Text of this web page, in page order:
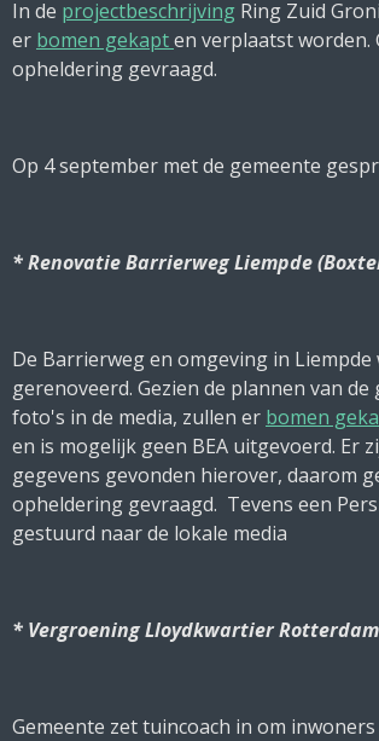
In de projectbeschrijving Ring Zuid
er bomen gekapten verplaatst worden.
opheldering gevraagd.
Op 4 september met de gemeente
* Renovatie Barrierweg Liempde
De Barrierweg en omgeving in
gerenoveerd. Gezien de plannen van de
foto's in de media, zullen er bomen
en is mogelijk geen BEA uitgevoerd. Er
gegevens gevonden hierover, daarom
opheldering gevraagd. Tevens een
gestuurd naar de lokale media
* Vergroening Lloydkwartier Rotterdam
Gemeente zet tuincoach in om